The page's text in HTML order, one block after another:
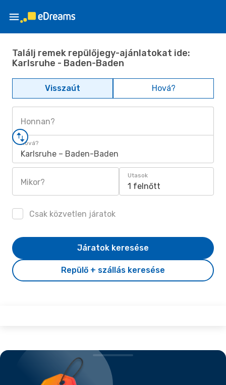
Találj remek repülőjegy-ajánlatokat ide:
Karlsruhe - Baden-Baden
Visszaút Hová?
Honnan?
Hová?
Karlsruhe – Baden-Baden
Mikor?
Utasok
1 felnőtt
Csak közvetlen járatok
Repülő + szállás keresése
Járatok keresése